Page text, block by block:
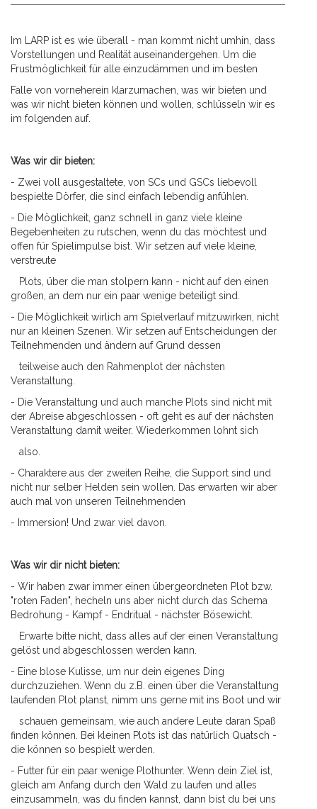
Im LARP ist es wie überall - man kommt nicht umhin, dass
Vorstellungen und Realität auseinandergehen. Um die
Frustmöglichkeit für alle einzudämmen und im besten
Falle von vorneherein klarzumachen, was wir bieten und
was wir nicht bieten können und wollen, schlüsseln wir es
im folgenden auf.
Was wir dir bieten:
- Zwei voll ausgestaltete, von SCs und GSCs liebevoll
bespielte Dörfer, die sind einfach lebendig anfühlen.
- Die Möglichkeit, ganz schnell in ganz viele kleine
Begebenheiten zu rutschen, wenn du das möchtest und
offen für Spielimpulse bist. Wir setzen auf viele kleine,
verstreute
Plots, über die man stolpern kann - nicht auf den einen
großen, an dem nur ein paar wenige beteiligt sind.
- Die Möglichkeit wirlich am Spielverlauf mitzuwirken, nicht
nur an kleinen Szenen. Wir setzen auf Entscheidungen der
Teilnehmenden und ändern auf Grund dessen
teilweise auch den Rahmenplot der nächsten
Veranstaltung.
- Die Veranstaltung und auch manche Plots sind nicht mit
der Abreise abgeschlossen - oft geht es auf der nächsten
Veranstaltung damit weiter. Wiederkommen lohnt sich
also.
- Charaktere aus der zweiten Reihe, die Support sind und
nicht nur selber Helden sein wollen. Das erwarten wir aber
auch mal von unseren Teilnehmenden
- Immersion! Und zwar viel davon.
Was wir dir nicht bieten:
- Wir haben zwar immer einen übergeordneten Plot bzw.
"roten Faden", hecheln uns aber nicht durch das Schema
Bedrohung - Kampf - Endritual - nächster Bösewicht.
Erwarte bitte nicht, dass alles auf der einen Veranstaltung
gelöst und abgeschlossen werden kann.
- Eine blose Kulisse, um nur dein eigenes Ding
durchzuziehen. Wenn du z.B. einen über die Veranstaltung
laufenden Plot planst, nimm uns gerne mit ins Boot und wir
schauen gemeinsam, wie auch andere Leute daran Spaß
finden können. Bei kleinen Plots ist das natürlich Quatsch -
die können so bespielt werden.
- Futter für ein paar wenige Plothunter. Wenn dein Ziel ist,
gleich am Anfang durch den Wald zu laufen und alles
einzusammeln, was du finden kannst, dann bist du bei uns